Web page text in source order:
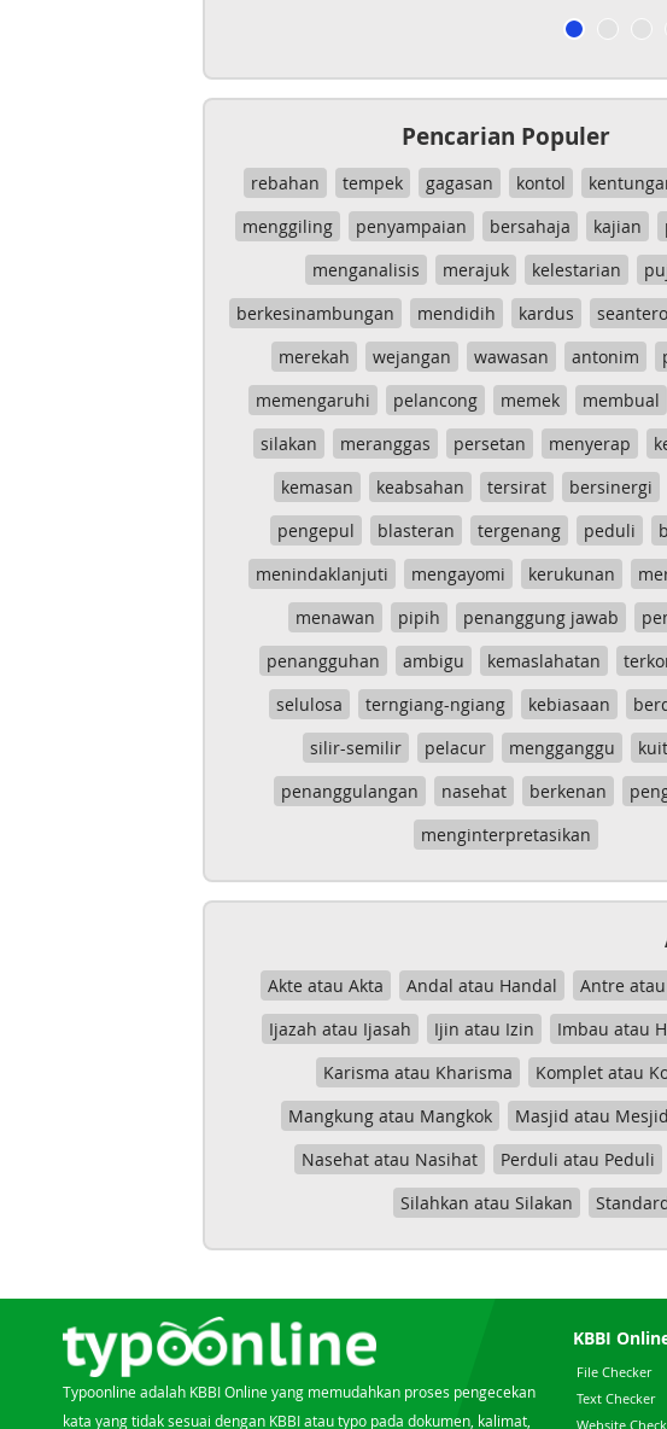
Pencarian Populer
rebahan tempek gagasan kontol
menggiling
penyampaian bersahaja kajian
menganalisis
merajuk kelestarian
berkesinambungan
mendidih kardus seantero
merekah
wejangan wawasan antonim
memengaruhi
pelancong memek membual
silakan
meranggas persetan menyerap
kemasan
keabsahan tersirat bersinergi
pengepul
blasteran tergenang peduli
menindaklanjuti
mengayomi kerukunan
menawan
pipih penanggung jawab
penangguhan
ambigu kemaslahatan
selulosa
terngiang-ngiang kebiasaan
silir-semilir
pelacur mengganggu
penanggulangan
nasehat berkenan
menginterpretasikan
Akte atau Akta Andal atau Handal Antre
Ijazah atau Ijasah
Ijin atau Izin Imbau atau
Karisma atau Kharisma
Komplet atau
Mangkung atau Mangkok
Masjid atau Mesjid
Nasehat atau Nasihat
Perduli atau Peduli
Silahkan atau Silakan
Typoonline adalah KBBI Online yang memudahkan proses pengecekan
kata yang tidak sesuai dengan KBBI atau typo pada dokumen, kalimat,
KBBI
File Checker
Text Checker
Website